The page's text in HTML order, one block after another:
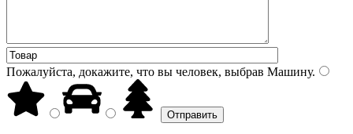
Пожалуйста, докажите, что вы человек, выбрав Машину.